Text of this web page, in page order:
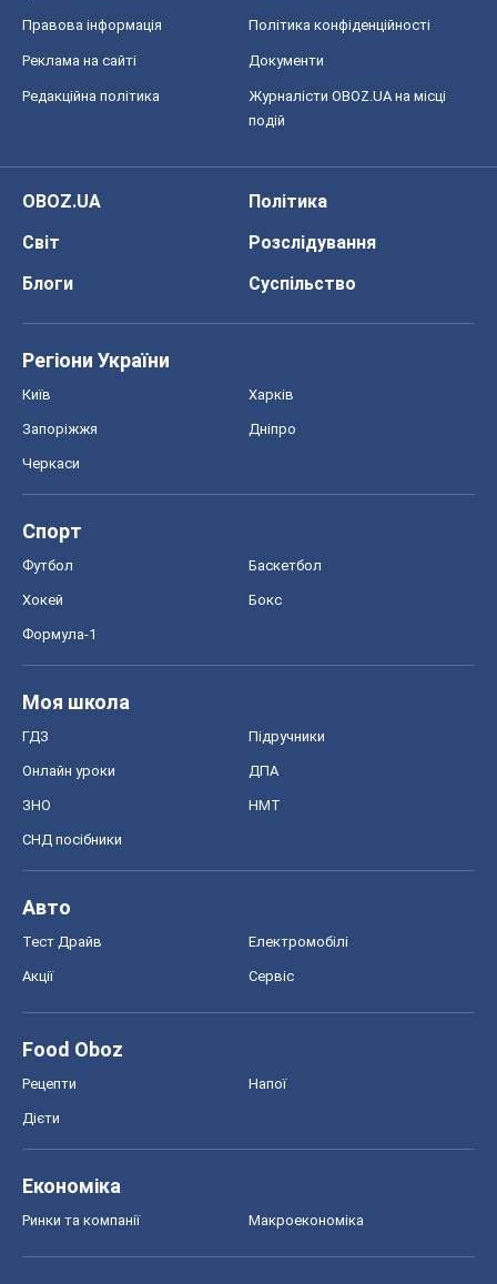
Правова інформація Політика конфіденційності
Реклама на сайті Документи
Редакційна політика
Журналісти OBOZ.UA на місці
подій
OBOZ.UA
Політика
Світ
Розслідування
Блоги
Суспільство
Регіони України
Київ Харків
Запоріжжя Дніпро
Черкаси
Спорт
Футбол Баскетбол
Хокей Бокс
Формула-1
Моя школа
ГДЗ Підручники
Онлайн уроки ДПА
ЗНО НМТ
СНД посібники
Авто
Тест Драйв Електромобілі
Акції Сервіс
Food Oboz
Рецепти Напої
Дієти
Економіка
Ринки та компанії Макроекономіка